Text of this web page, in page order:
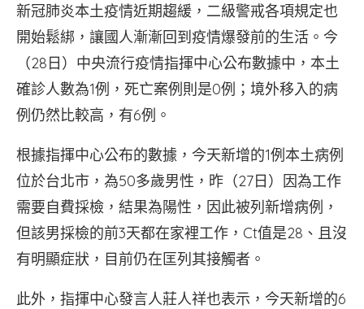
新冠肺炎本土疫情近期趨緩，二級警戒各項規定也
開始鬆綁，讓國人漸漸回到疫情爆發前的生活。今
（28日）中央流行疫情指揮中心公布數據中，本土
確診人數為1例，死亡案例則是0例；境外移入的病
例仍然比較高，有6例。
根據指揮中心公布的數據，今天新增的1例本土病例
位於台北市，為50多歲男性，昨（27日）因為工作
需要自費採檢，結果為陽性，因此被列新增病例，
但該男採檢的前3天都在家裡工作，Ct值是28、且沒
有明顯症狀，目前仍在匡列其接觸者。
此外，指揮中心發言人莊人祥也表示，今天新增的6